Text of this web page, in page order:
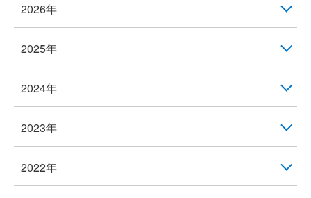
2026年
2025年
2024年
2023年
2022年